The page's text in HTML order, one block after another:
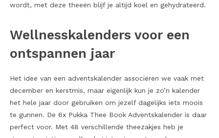
wordt, met deze theeën blijf je altijd koel en gehydrateerd.
Wellnesskalenders voor een
ontspannen jaar
Het idee van een adventskalender associëren we vaak met
december en kerstmis, maar eigenlijk kun je zo’n kalender
het hele jaar door gebruiken om jezelf dagelijks iets moois
te gunnen. De 6x Pukka Thee Book Adventskalender is daar
perfect voor. Met 48 verschillende theezakjes heb je